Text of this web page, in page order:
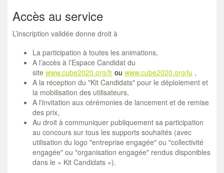
Accès au service
L’inscription validée donne droit à
La participation à toutes les animations,
A l’accès à l’Espace Candidat du
site www.cube2020.org/fr ou www.cube2020.org/lu ,
A la réception du "Kit Candidats" pour le déploiement et
la mobilisation des utilisateurs,
A l'invitation aux cérémonies de lancement et de remise
des prix,
Au droit à communiquer publiquement sa participation
au concours sur tous les supports souhaités (avec
utilisation du logo "entreprise engagée" ou "collectivité
engagée" ou "organisation engagée" rendus disponibles
dans le « Kit Candidats »).